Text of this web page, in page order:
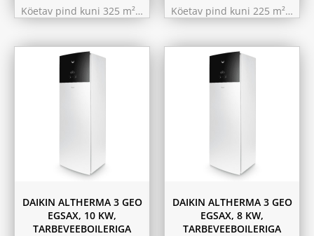
Köetav pind kuni 325 m²…
Köetav pind kuni 225 m²…
DAIKIN ALTHERMA 3 GEO
EGSAX, 10 KW,
TARBEVEEBOILERIGA
DAIKIN ALTHERMA 3 GEO
EGSAX, 8 KW,
TARBEVEEBOILERIGA